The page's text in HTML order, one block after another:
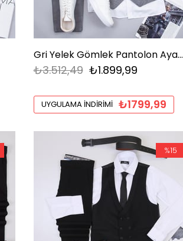
Gri Yelek Gömlek Pantolon Ayakkabı Kombin
₺1.899,99
₺3.512,49
UYGULAMA İNDIRIMI ₺1799,99
%15